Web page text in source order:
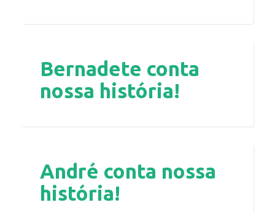
Bernadete conta
nossa história!
André conta nossa
história!